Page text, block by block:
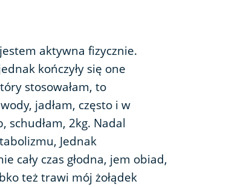
aktywna fizycznie.
kończyły się one
stosowałam, to
jadłam, często i w
schudłam, 2kg. Nadal
Jednak
cały czas głodna, jem obiad,
też trawi mój żołądek